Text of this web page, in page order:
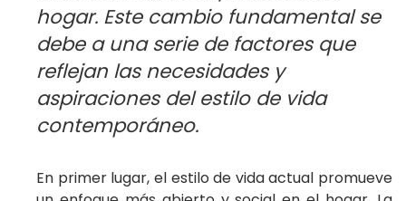
hogar. Este cambio fundamental se
debe a una serie de factores que
reflejan las necesidades y
aspiraciones del estilo de vida
contemporáneo.
En primer lugar, el estilo de vida actual promueve